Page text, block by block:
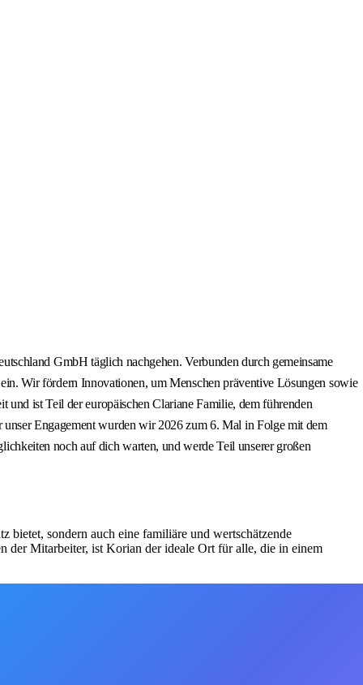
GmbH täglich nachgehen. Verbunden durch gemeinsame
Wir fördern Innovationen, um Menschen präventive Lösungen sowie
ist Teil der europäischen Clariane Familie, dem führenden
Engagement wurden wir 2026 zum 6. Mal in Folge mit dem
noch auf dich warten, und werde Teil unserer großen
sondern auch eine familiäre und wertschätzende
der Mitarbeiter, ist Korian der ideale Ort für alle, die in einem